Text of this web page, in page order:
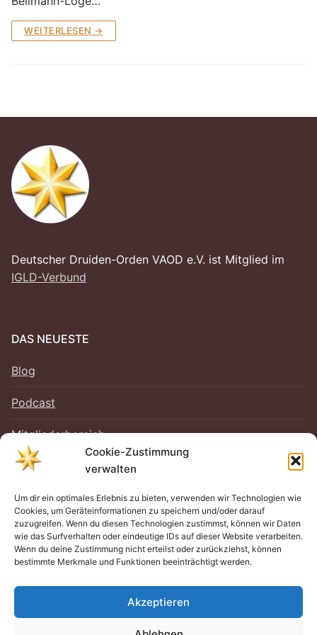
Cookie-Zustimmung
verwalten
Um dir ein optimales Erlebnis zu bieten, verwenden wir Technologien wie
Cookies, um Geräteinformationen zu speichern und/oder darauf
zuzugreifen. Wenn du diesen Technologien zustimmst, können wir Daten
wie das Surfverhalten oder eindeutige IDs auf dieser Website verarbeiten.
Wenn du deine Zustimmung nicht erteilst oder zurückziehst, können
bestimmte Merkmale und Funktionen beeinträchtigt werden.
Akzeptieren
Loge Jade Veritas, Wilhelmshaven
Loge Peredur, Kassel
WEITERLESEN →
Deutscher Druiden-Orden VAOD e.V. ist Mitglied im
IGLD-Verbund
DAS NEUESTE
Blog
Podcast
Mitgliederbereich
RECHTLICHES
Impressum
Datenschutz
Cookie-Richtlinie (EU)